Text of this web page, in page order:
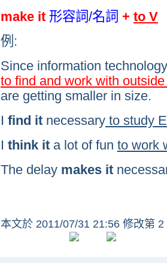
make it 形容詞/名詞 + to V
例:
Since information technology
to find and work with
are getting smaller in size.
I find it necessary to study
I think it a lot of fun to work
The delay makes it
本文於 2011/07/31 21:56 修改第 2